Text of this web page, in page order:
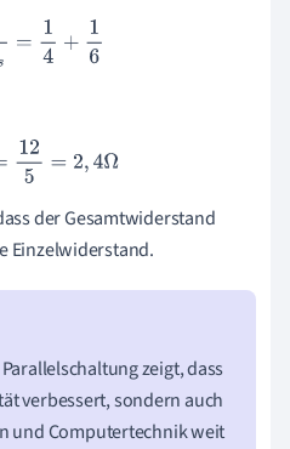
g es= 14 +16
s =125 =2, 4Ω
der Gesamtwiderstand
Einzelwiderstand.
zeigt, dass
verbessert, sondern auch
und Computertechnik weit